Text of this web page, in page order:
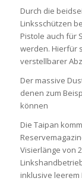
Durch die
Linksschützen
Pistole auch für
werden. Hierfür
verstellbarer
Der massive
denen zum
können
Die Taipan
Visierlänge von
inklusive leerem